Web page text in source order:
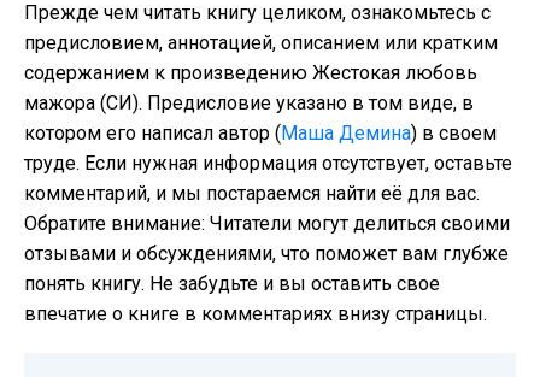
Прежде чем читать книгу целиком, ознакомьтесь с
предисловием, аннотацией, описанием или кратким
содержанием к произведению Жестокая любовь
мажора (СИ). Предисловие указано в том виде, в
котором его написал автор (Маша Демина) в своем
труде. Если нужная информация отсутствует, оставьте
комментарий, и мы постараемся найти её для вас.
Обратите внимание: Читатели могут делиться своими
отзывами и обсуждениями, что поможет вам глубже
понять книгу. Не забудьте и вы оставить свое
впечатие о книге в комментариях внизу страницы.